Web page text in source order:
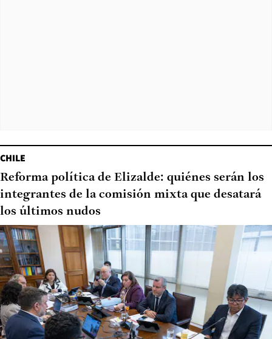
CHILE
Reforma política de Elizalde: quiénes serán los
integrantes de la comisión mixta que desatará
los últimos nudos